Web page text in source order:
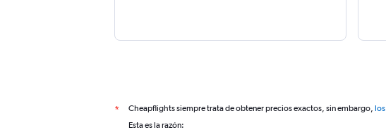
* Cheapflights siempre trata de obtener precios exactos, sin embargo,
Esta es la razón: